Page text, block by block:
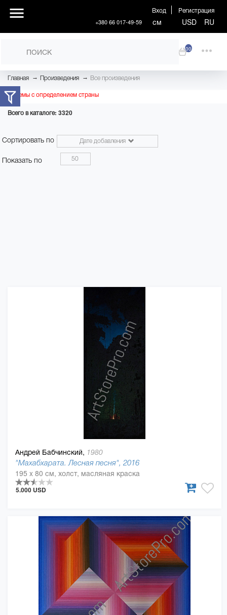
Вход Регистрация
+380 66 017-49-59 см USD RU
00
Главная → Произведения → Все произведения
Проблемы с определением страны
Всего в каталоге: 3320
Сортировать по Дате добавления
Показать по 50
Андрей Бабчинский, 1980
"Махабхарата. Лесная песня", 2016
195 x 80 см, холст, масляная краска
5.000 USD